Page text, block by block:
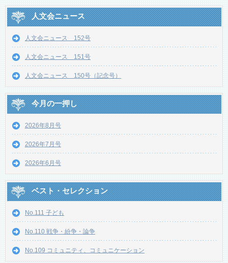
人文会ニュース
人文会ニュース 152号
人文会ニュース 151号
人文会ニュース 150号（記念号）
今月の一押し
2026年8月号
2026年7月号
2026年6月号
ベスト・セレクション
No.111 子ども
No.110 戦争・紛争・論争
No.109 コミュニティ、コミュニケーション